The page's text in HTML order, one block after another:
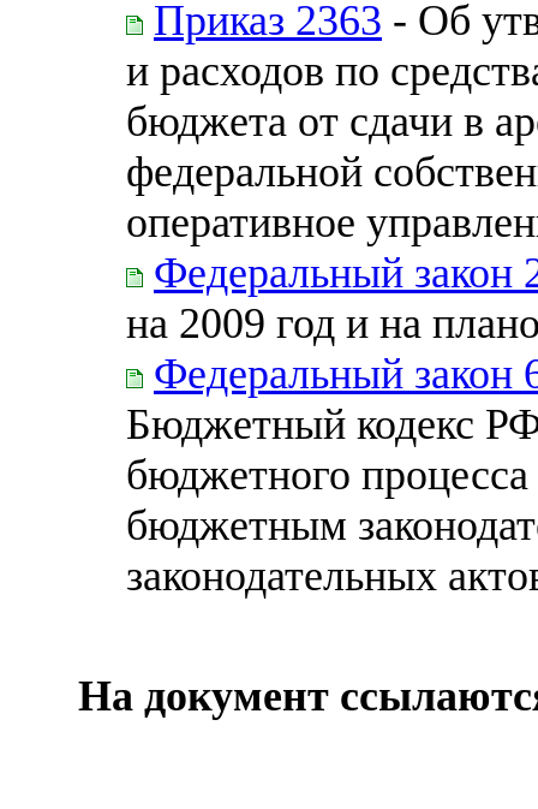
Приказ 2363 - Об
и расходов по
бюджета от сдачи в
федеральной
оперативное
Федеральный закон
на 2009 год и на
Федеральный закон
Бюджетный кодекс
бюджетного процесса
бюджетным
законодательных
На документ